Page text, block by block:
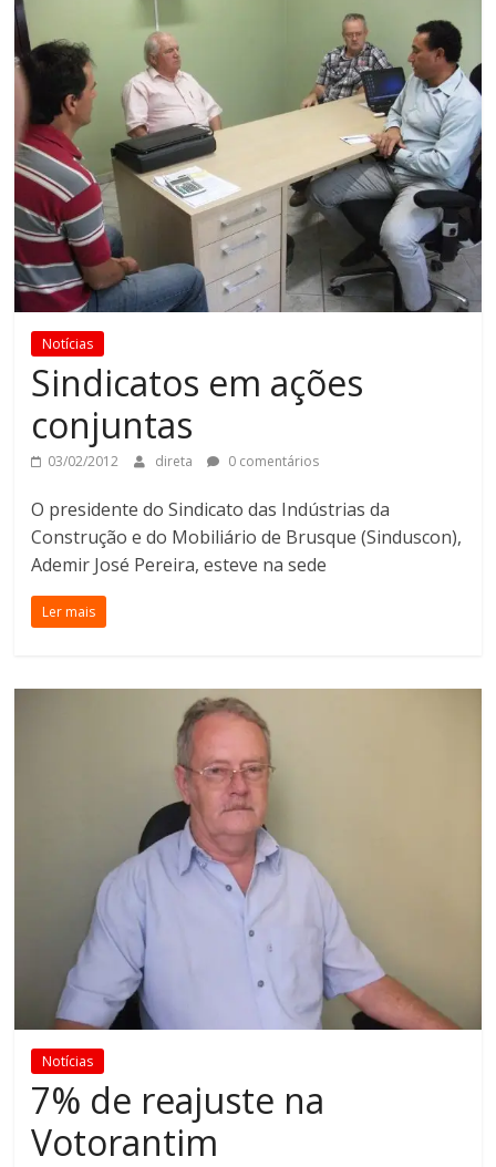
Notícias
Sindicatos em ações
conjuntas
03/02/2012 direta 0 comentários
O presidente do Sindicato das Indústrias da
Construção e do Mobiliário de Brusque (Sinduscon),
Ademir José Pereira, esteve na sede
Ler mais
Notícias
7% de reajuste na
Votorantim